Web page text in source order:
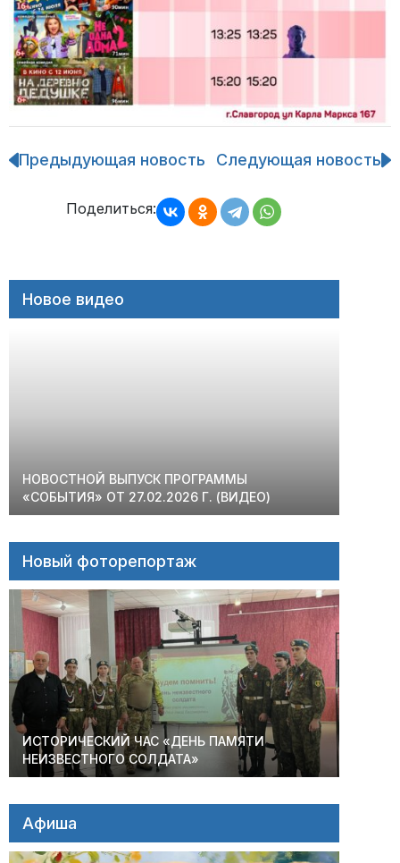
Навигация
записям
Предыдующая новость Следующая новость
Поделиться:
Новое видео
НОВОСТНОЙ ВЫПУСК ПРОГРАММЫ
«СОБЫТИЯ» ОТ 27.02.2026 Г. (ВИДЕО)
Новый фоторепортаж
ИСТОРИЧЕСКИЙ ЧАС «ДЕНЬ ПАМЯТИ
НЕИЗВЕСТНОГО СОЛДАТА»
Афиша